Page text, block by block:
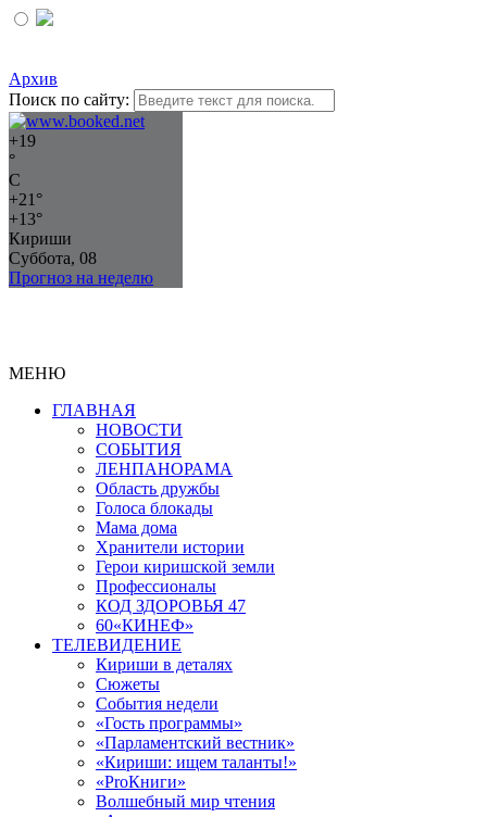
Архив
Поиск по сайту:
+19
°
C
+21°
+13°
Кириши
Суббота, 08
Прогноз на неделю
МЕНЮ
ГЛАВНАЯ
НОВОСТИ
СОБЫТИЯ
ЛЕНПАНОРАМА
Область дружбы
Голоса блокады
Мама дома
Хранители истории
Герои киришской земли
Профессионалы
КОД ЗДОРОВЬЯ 47
60«КИНЕФ»
ТЕЛЕВИДЕНИЕ
Кириши в деталях
Сюжеты
События недели
«Гость программы»
«Парламентский вестник»
«Кириши: ищем таланты!»
«ProКниги»
Волшебный мир чтения